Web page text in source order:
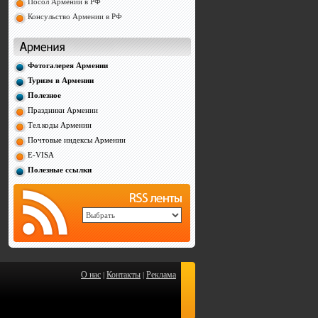
Консульство Армении в РФ
Фотогалерея Армении
Туризм в Армении
Полезное
Праздники Армении
Тел.коды Армении
Почтовые индексы Армении
E-VISA
Полезные ссылки
О нас | Контакты | Реклама